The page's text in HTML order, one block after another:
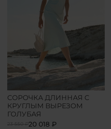
СОРОЧКА ДЛИННАЯ С
КРУГЛЫМ ВЫРЕЗОМ
ГОЛУБАЯ
23 550 ₽20 018 ₽